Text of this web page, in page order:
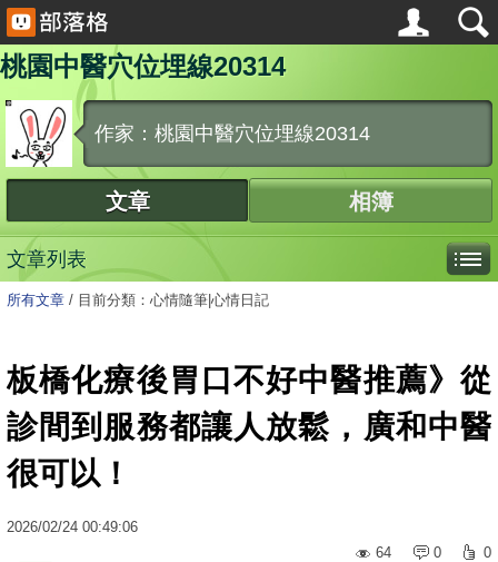
桃園中醫穴位埋線20314
作家：桃園中醫穴位埋線20314
文章 相簿
文章列表
所有文章 / 目前分類：心情隨筆|心情日記
板橋化療後胃口不好中醫推薦》從
診間到服務都讓人放鬆，廣和中醫
很可以！
2026/02/24 00:49:06
64
0 0